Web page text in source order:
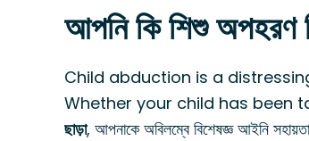
আপনি কি শিশু অপহরণ
Child abduction is a
Whether your child has been
ছাড়া, আপনাকে অবিলম্বে বিশেষজ্ঞ আইনি